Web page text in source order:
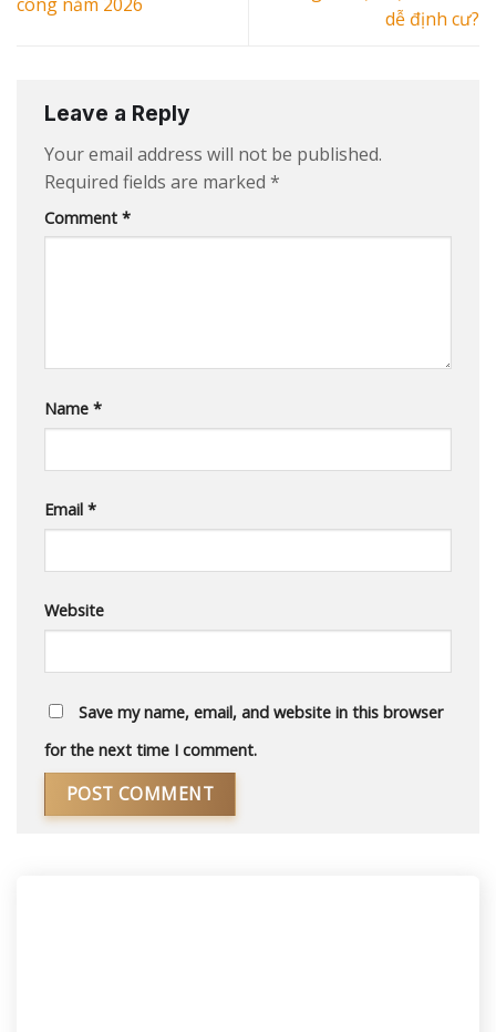
dễ định cư?
Leave a Reply
Your email address will not be published.
Required fields are marked *
Comment *
Name *
Email *
Website
Save my name, email, and website in this browser
for the next time I comment.